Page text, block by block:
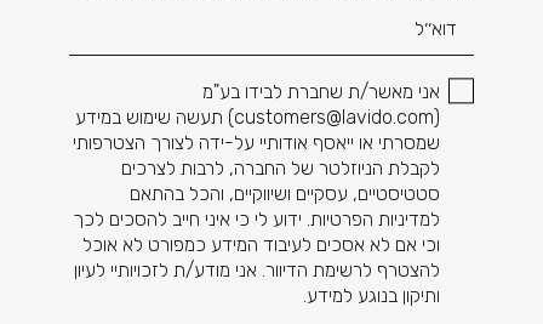
אני מאשר/ת שחברת לבידו בע"מ
(
customers@lavido.com) תעשה שימוש במידע
שמסרתי או ייאסף אודותיי על-ידה לצורך הצטרפותי
לקבלת הניוזלטר של החברה, לרבות לצרכים
סטטיסטיים, עסקיים ושיווקיים, והכל בהתאם
למדיניות הפרטיות. ידוע לי כי איני חייב להסכים לכך
וכי אם לא אסכים לעיבוד המידע כמפורט לא אוכל
להצטרף לרשימת הדיוור. אני מודע/ת לזכויותיי לעיון
ותיקון בנוגע למידע.